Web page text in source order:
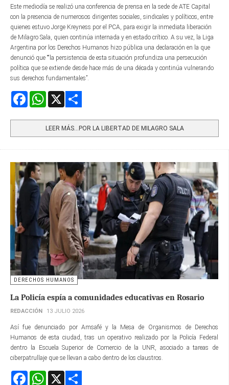
Este mediodía se realizó una conferencia de prensa en la sede de ATE Capital
con la presencia de numerosos dirigentes sociales, sindicales y políticos, entre
quienes estuvo Jorge Kreyness por el PCA, para exigir la inmediata liberación
de Milagro Sala, quien continúa internada y en estado crítico. A su vez, la Liga
Argentina por los Derechos Humanos hizo pública una declaración en la que
denunció que ““la persistencia de esta situación profundiza una persecución
política que se extiende desde hace más de una década y continúa vulnerando
sus derechos fundamentales”.
FacebookWhatsApp
LEER MÁS…POR LA LIBERTAD DE MILAGRO SALA
DERECHOS HUMANOS
La Policía espía a comunidades educativas en Rosario
REDACCIÓN 13 JULIO 2026
Así fue denunciado por Amsafé y la Mesa de Organismos de Derechos
Humanos de esta ciudad, tras un operativo realizado por la Policía Federal
dentro la Escuela Superior de Comercio de la UNR, asociado a tareas de
ciberpatrullaje que se llevan a cabo dentro de los claustros.
FacebookWhatsApp